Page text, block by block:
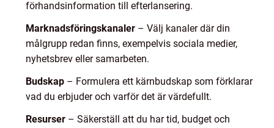
förhandsinformation till efterlansering.
Marknadsföringskanaler – Välj kanaler där din
målgrupp redan finns, exempelvis sociala medier,
nyhetsbrev eller samarbeten.
Budskap – Formulera ett kärnbudskap som förklarar
vad du erbjuder och varför det är värdefullt.
Resurser – Säkerställ att du har tid, budget och